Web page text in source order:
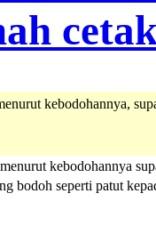
kebodohannya,
kebodohannya
bodoh seperti patut